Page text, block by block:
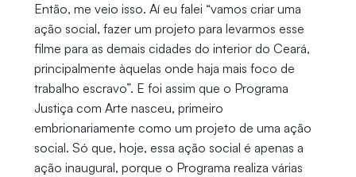
Então, me veio isso. Aí eu falei “vamos criar uma
ação social, fazer um projeto para levarmos esse
filme para as demais cidades do interior do Ceará,
principalmente àquelas onde haja mais foco de
trabalho escravo”. E foi assim que o Programa
Justiça com Arte nasceu, primeiro
embrionariamente como um projeto de uma ação
social. Só que, hoje, essa ação social é apenas a
ação inaugural, porque o Programa realiza várias